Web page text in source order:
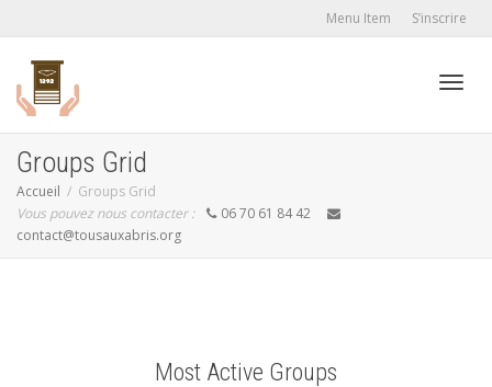
Menu Item S’inscrire
Groups Grid
Accueil
Groups Grid
Vous pouvez nous contacter :
06 70 61 84 42
contact@tousauxabris.org
Most Active Groups